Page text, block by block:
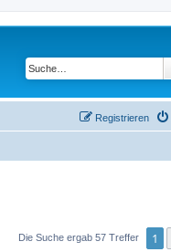
Registrieren
Die Suche ergab 57 Treffer 1